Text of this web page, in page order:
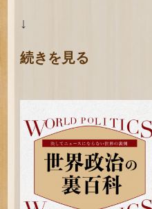
↓
続きを見る